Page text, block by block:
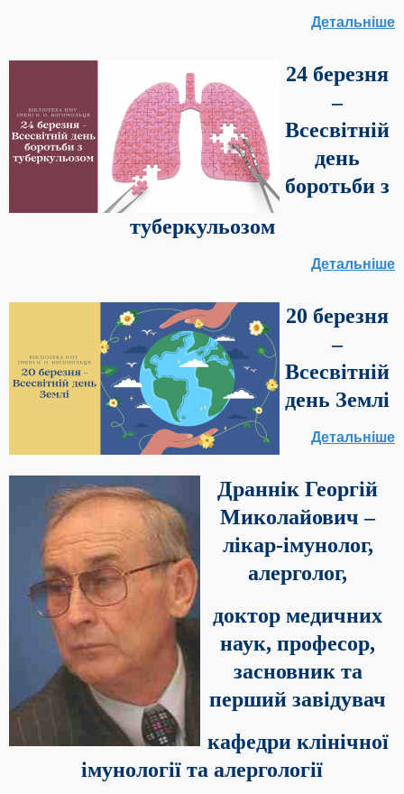
Детальніше
24 березня
–
Всесвітній
день
боротьби з
туберкульозом
Детальніше
20 березня
–
Всесвітній
день Землі
Детальніше
Драннік Георгій
Миколайович –
лікар-імунолог,
алерголог,
доктор медичних
наук, професор,
засновник та
перший завідувач
кафедри клінічної
імунології та алергології